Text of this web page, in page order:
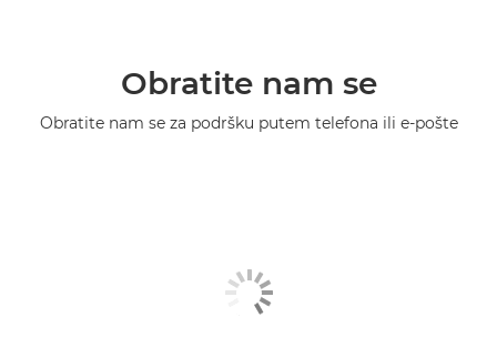
Obratite nam se
Obratite nam se za podršku putem telefona ili e-pošte